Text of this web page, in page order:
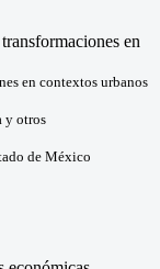
en contextos urbanos
y otros
de México